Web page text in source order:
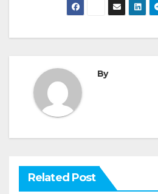
By
Related Post